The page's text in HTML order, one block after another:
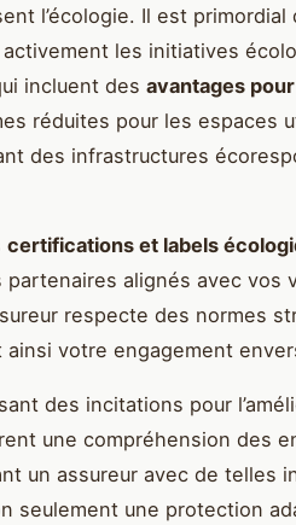
l’écologie. Il est
les initiatives
incluent des avantages
réduites pour les espaces
des infrastructures
certifications et labels
partenaires alignés avec vos
respecte des normes
votre engagement
des incitations pour
une compréhension des
un assureur avec de telles
seulement une protection